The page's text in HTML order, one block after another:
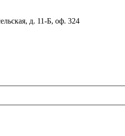
д. 11-Б, оф. 324